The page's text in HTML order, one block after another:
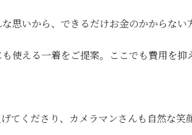
思いから、できるだけお金のかからない
使える一着をご提案。ここでも費用を抑
くださり、カメラマンさんも自然な笑